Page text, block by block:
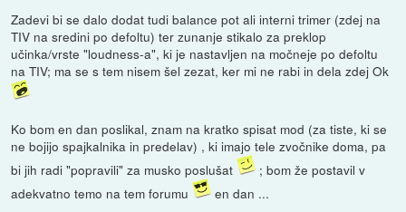
Zadevi bi se dalo dodat tudi balance pot ali interni trimer (zdej na
TIV na sredini po defoltu) ter zunanje stikalo za preklop
učinka/vrste "loudness-a", ki je nastavljen na močneje po defoltu
na TIV; ma se s tem nisem šel zezat, ker mi ne rabi in dela zdej Ok
Ko bom en dan poslikal, znam na kratko spisat mod (za tiste, ki se
ne bojijo spajkalnika in predelav) , ki imajo tele zvočnike doma, pa
bi jih radi "popravili" za musko poslušat
; bom že postavil v
adekvatno temo na tem forumu
en dan ...